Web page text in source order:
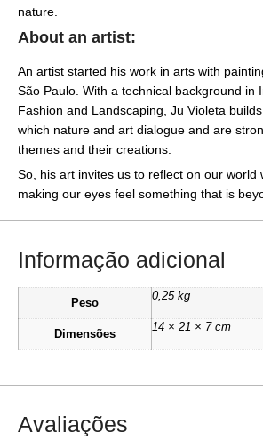
nature.
About an artist:
An artist started his work in arts with
São Paulo. With a technical background in
Fashion and Landscaping, Ju Violeta
which nature and art dialogue and are
themes and their creations.
So, his art invites us to reflect on our world
making our eyes feel something that is
Informação adicional
Peso
0,25 kg
Dimensões
14 × 21 × 7 cm
Avaliações